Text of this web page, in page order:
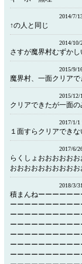
2014/7/
↑の人と同じ
2014/10/
さすが魔界村むずかし
2015/9/
魔界村、一面クリアで
2015/12/
クリアできたが一面
2017/1/1
１面すらクリアでき
2017/6/
らくしょおおおおお
おおおおおおおおお
2018/3/
積まんねーーーーー
ーーーーーーーーー
ーーーーーーーーー
ーーーーーーーーー
ーーーーーーーーー
ーーーーーーーーー
ーーーーーーーーー